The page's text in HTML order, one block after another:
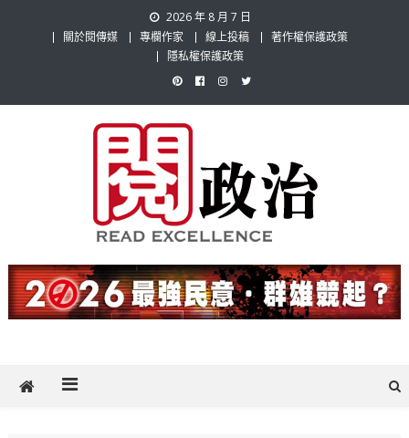
2026 年 8 月 7 日
關於閱傳媒
專欄作家 線上投稿
著作權保護政策
隱私權保護政策
閱政治 Read Gov News
題，也要專業評論，閱政治與多元的政治評論家與專欄作家邀稿合作，
讓讀者有最多元和專業的選擇。